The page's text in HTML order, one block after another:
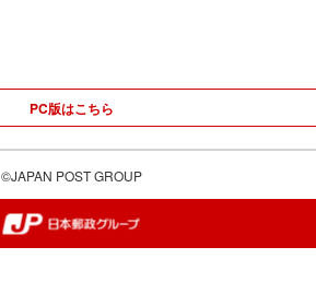
PC版はこちら
©JAPAN POST GROUP